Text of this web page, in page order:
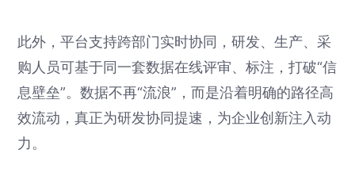
此外，平台支持跨部门实时协同，研发、生产、采
购人员可基于同一套数据在线评审、标注，打破“信
息壁垒”。数据不再“流浪”，而是沿着明确的路径高
效流动，真正为研发协同提速，为企业创新注入动
力。